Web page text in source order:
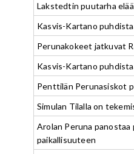
Lakstedtin puutarha
Kasvis-Kartano
Perunakokeet jatkuvat
Kasvis-Kartano
Penttilän Perunasiskot
Simulan Tilalla on
Arolan Peruna panostaa
paikallisuuteen